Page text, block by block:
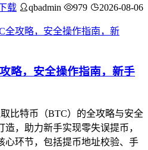
载 qbadmin 979 2026-08-06
略，安全操作指南，新手
比特币（BTC）的全攻略与安全
，助力新手实现零失误提币，
心环节，包括提币地址校验、手